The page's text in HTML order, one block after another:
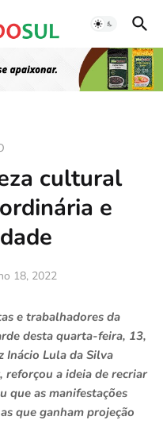
cultural
e
18, 2022
e trabalhadores da
desta quarta-feira, 13,
Inácio Lula da Silva
reforçou a ideia de recriar
que as manifestações
que ganham projeção